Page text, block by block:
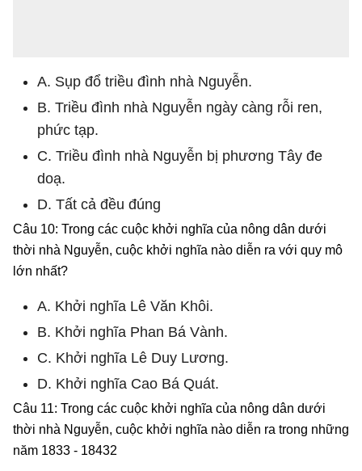
A. Sụp đổ triều đình nhà Nguyễn.
B. Triều đình nhà Nguyễn ngày càng rỗi ren,
phức tạp.
C. Triều đình nhà Nguyễn bị phương Tây đe
doạ.
D. Tất cả đều đúng
Câu 10: Trong các cuộc khởi nghĩa của nông dân dưới
thời nhà Nguyễn, cuộc khởi nghĩa nào diễn ra với quy mô
lớn nhất?
A. Khởi nghĩa Lê Văn Khôi.
B. Khởi nghĩa Phan Bá Vành.
C. Khởi nghĩa Lê Duy Lương.
D. Khởi nghĩa Cao Bá Quát.
Câu 11: Trong các cuộc khởi nghĩa của nông dân dưới
thời nhà Nguyễn, cuộc khởi nghĩa nào diễn ra trong những
năm 1833 - 18432